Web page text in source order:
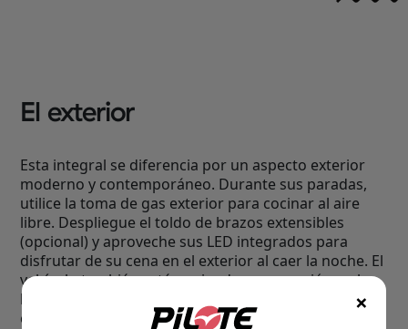
El exterior
Esta integral se diferencia por un aspecto exterior
moderno y contemporáneo. Durante sus paradas,
utilice la toma de gas exterior para cocinar al aire
libre. Despliegue el toldo de brazos extensibles
(opcional) y aproveche sus LED integrados para
disfrutar de su cena en el exterior al caer la noche. El
vehículo también está equipado con un cajón en los
bajos de la carrocería, perfecto para guardar sus
calzos, mangueras, zapatos sucios, etc.
×